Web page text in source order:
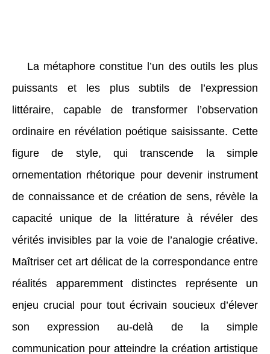
La métaphore constitue l’un des outils les plus
puissants et les plus subtils de l’expression
littéraire, capable de transformer l’observation
ordinaire en révélation poétique saisissante. Cette
figure de style, qui transcende la simple
ornementation rhétorique pour devenir instrument
de connaissance et de création de sens, révèle la
capacité unique de la littérature à révéler des
vérités invisibles par la voie de l’analogie créative.
Maîtriser cet art délicat de la correspondance entre
réalités apparemment distinctes représente un
enjeu crucial pour tout écrivain soucieux d’élever
son expression au-delà de la simple
communication pour atteindre la création artistique